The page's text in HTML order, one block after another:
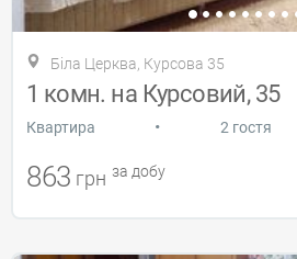
Біла Церква, ‌Курсова 35‌ ‌
1 комн. на Курсовий, 35
Квартира • 2 гостя
863 грн за добу